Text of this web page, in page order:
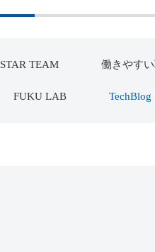
STAR TEAM 働きやす
FUKU LAB TechBlog